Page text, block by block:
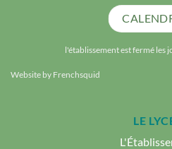
l'établissement est fermé les
Website by Frenchsquid
LE